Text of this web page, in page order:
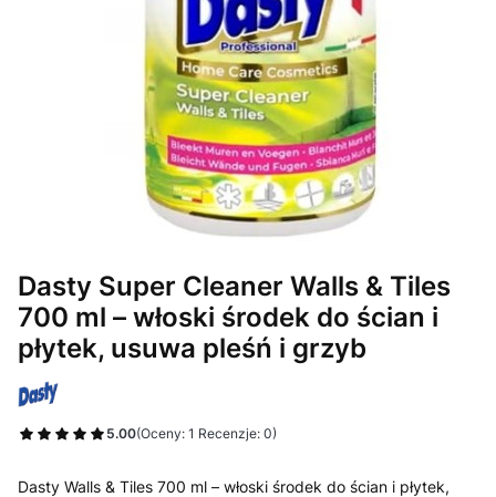
Dasty Super Cleaner Walls & Tiles
700 ml – włoski środek do ścian i
płytek, usuwa pleśń i grzyb
5.00(Oceny: 1 Recenzje: 0)
Przejdź do sekcji Opinie
Dasty Walls & Tiles 700 ml – włoski środek do ścian i płytek,